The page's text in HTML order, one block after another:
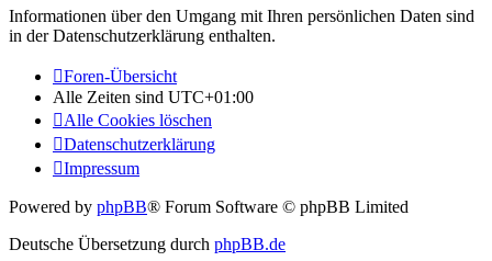
Informationen über den Umgang mit Ihren persönlichen Daten sind
in der Datenschutzerklärung enthalten.
Foren-Übersicht
Alle Zeiten sind UTC+01:00
Alle Cookies löschen
Datenschutzerklärung
Impressum
Powered by phpBB® Forum Software © phpBB Limited
Deutsche Übersetzung durch phpBB.de